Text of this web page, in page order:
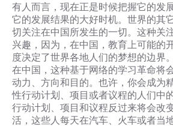
有人而言，现在正是时候把握它的发
它的发展结果的大好时机。世界的其
切关注在中国所发生的一切。这种关
兴趣，因为，在中国，教育上可能的
度决定了世界各地人们的梦想的边界
在中国，这种基于网络的学习革命将
动力、方向和目的。也许，你会成为
性行动计划、项目或者议程的人们中
行动计划、项目和议程反过来将会改
活，这些人每天在汽车、火车或者当